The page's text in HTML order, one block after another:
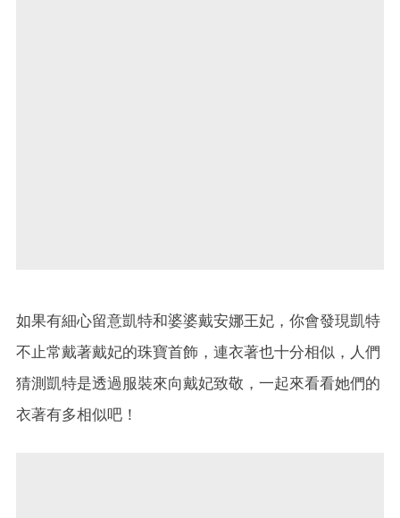
如果有細心留意凱特和婆婆戴安娜王妃，你會發現凱特
不止常戴著戴妃的珠寶首飾，連衣著也十分相似，人們
猜測凱特是透過服裝來向戴妃致敬，一起來看看她們的
衣著有多相似吧！